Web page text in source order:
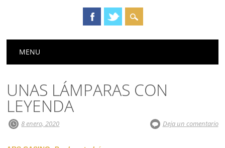
Menú principal
MENU
UNAS LÁMPARAS CON
LEYENDA
8 enero, 2020 Deja un comentario